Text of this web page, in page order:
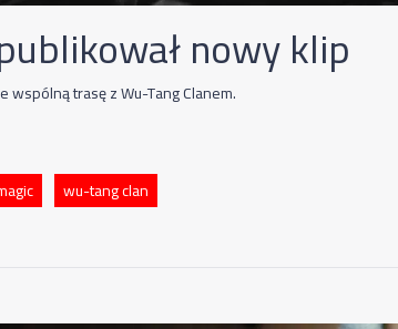
nowy klip
wspólną trasę z Wu-Tang Clanem.
wu-tang clan